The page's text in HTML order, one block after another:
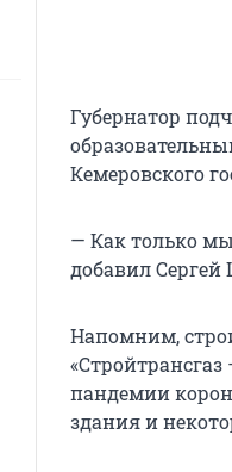
Губернатор
Кемеровского
— Как только
добавил Сергей
Напомним,
пандемии
здания и